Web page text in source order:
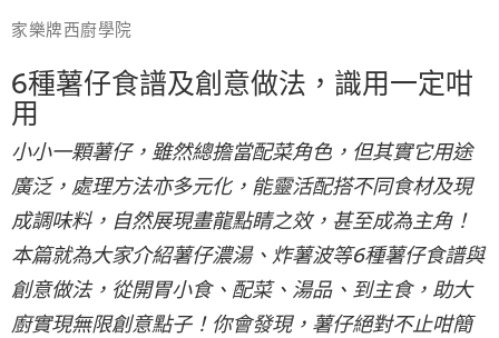
家樂牌西廚學院
6種薯仔食譜及創意做法，識用一定咁
用
小小一顆薯仔，雖然總擔當配菜角色，但其實它用途
廣泛，處理方法亦多元化，能靈活配搭不同食材及現
成調味料，自然展現畫龍點睛之效，甚至成為主角！
本篇就為大家介紹薯仔濃湯、炸薯波等6種薯仔食譜與
創意做法，從開胃小食、配菜、湯品、到主食，助大
廚實現無限創意點子！你會發現，薯仔絕對不止咁簡